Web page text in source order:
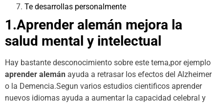
Te desarrollas personalmente
1.Aprender alemán mejora la
salud mental y intelectual
Hay bastante desconocimiento sobre este tema,por ejemplo
aprender alemán ayuda a retrasar los efectos del Alzheimer
o la Demencia.Segun varios estudios cientificos aprender
nuevos idiomas ayuda a aumentar la capacidad celebral y